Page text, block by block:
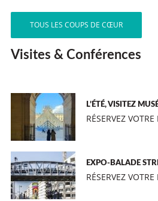
TOUS LES COUPS DE CŒUR
Visites & Conférences
L’ÉTÉ, VISITEZ
RÉSERVEZ VOTRE
EXPO-BALADE
RÉSERVEZ VOTRE